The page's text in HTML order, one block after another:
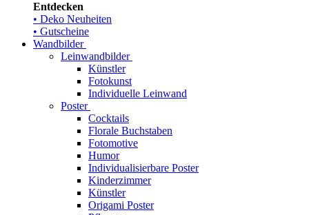
Entdecken
• Deko Neuheiten
• Gutscheine
Wandbilder
Leinwandbilder
Künstler
Fotokunst
Individuelle Leinwand
Poster
Cocktails
Florale Buchstaben
Fotomotive
Humor
Individualisierbare Poster
Kinderzimmer
Künstler
Origami Poster